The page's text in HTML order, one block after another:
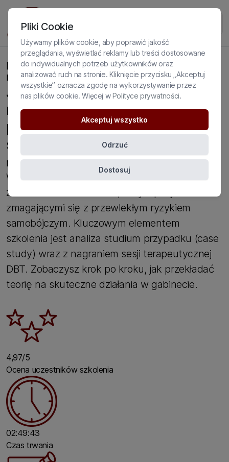
[Ładowanie elementu] Główny baner szkolenia
Magdalena Skuza
Jak w praktyce pracować
metodą DBT z pacjentem z
przewlekłym ryzykiem
samobójczym?
Nagranie sesji + omówienie interwencji
Weź udział w intensywnym szkoleniu i opanuj
zaawansowane techniki pracy z pacjentami
zmagającymi się z przewlekłym ryzykiem
samobójczym. Kluczowym elementem
szkolenia jest analiza studium przypadku (case
study) wraz z nagraniem sesji terapeutycznej
DBT. Zobaczysz krok po kroku, jak przekładać
teorię na skuteczne działania w gabinecie.
4,97/5
Ocena uczestników szkolenia
02:49:43
Czas trwania
Pliki Cookie
Używamy plików cookie, aby poprawić jakość
przeglądania, wyświetlać reklamy lub treści dostosowane
do indywidualnych potrzeb użytkowników oraz
analizować ruch na stronie. Kliknięcie przycisku „Akceptuj
wszystkie” oznacza zgodę na wykorzystywanie przez
nas plików cookie. Więcej wPolityce prywatności.
Akceptuj wszystko
Odrzuć
Dostosuj